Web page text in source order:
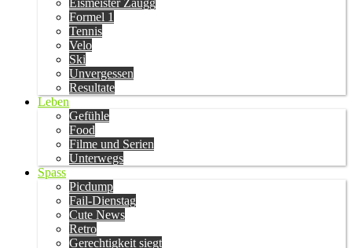
Eismeister Zaugg
Formel 1
Tennis
Velo
Ski
Unvergessen
Resultate
Leben
Gefühle
Food
Filme und Serien
Unterwegs
Spass
Picdump
Fail-Dienstag
Cute News
Retro
Gerechtigkeit siegt